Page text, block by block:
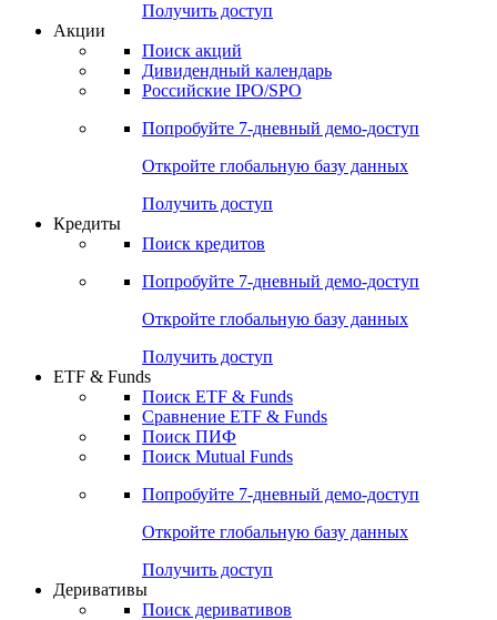
Попробуйте7-дневный
Откройте глобальную базу данных
Получить доступ
Поиск акций
Российские IPO/SPO
Попробуйте7-дневный
Откройте глобальную базу данных
Получить доступ
Поиск кредитов
Попробуйте7-дневный
Откройте глобальную базу данных
Получить доступ
ETF & Funds
Сравнение ETF & Funds
Поиск Mutual Funds
Попробуйте7-дневный
Откройте глобальную базу данных